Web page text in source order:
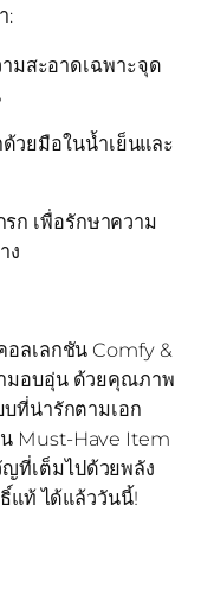
:
มสะอาดเฉพาะจุด
วยมือในน้ำเย็นและ
ก เพื่อรักษาความ
ง
ลเลกชัน Comfy &
มอบอุ่น ด้วยคุณภาพ
ที่น่ารักตามเอก
Must-Have Item
ที่เต็มไปด้วยพลัง
แท้ ได้แล้ววันนี้!